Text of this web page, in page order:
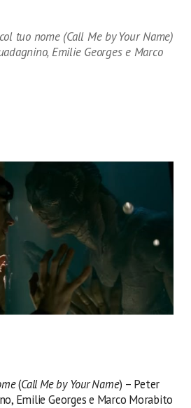
tuo nome (Call Me by Your Name)
Emilie Georges e Marco
(Call Me by Your Name) – Peter
Emilie Georges e Marco Morabito